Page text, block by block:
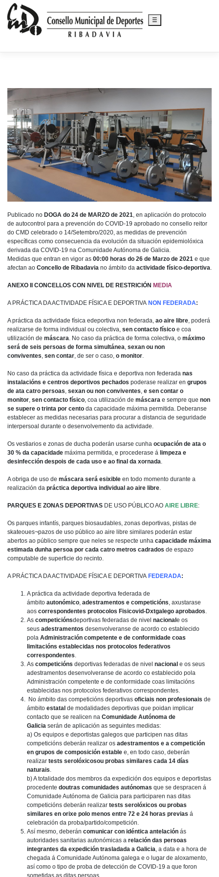
al
☰
Publicado no DOGA do 24 de MARZO de 2021, en aplicación do protocolo
de autocontrol para a prevención do COVID-19 aprobado no consello reitor
do CMD celebrado o 14/Setembro/2020, as medidas de prevención
específicas como consecuencia da evolución da situación epidemiolóxica
derivada da COVID-19 na Comunidade Autónoma de Galicia.
Medidas que entran en vigor as 00:00 horas do 26 de Marzo de 2021 e que
afectan ao Concello de Ribadavia no ámbito da actividade físico-deportiva.
ANEXO II CONCELLOS CON NIVEL DE RESTRICIÓN MEDIA
A PRÁCTICA DA ACTIVIDADE FÍSICA E DEPORTIVA NON FEDERADA:
A práctica da actividade física edeportiva non federada, ao aire libre, poderá
realizarse de forma individual ou colectiva, sen contacto físico e coa
utilización de máscara. No caso da práctica de forma colectiva, o máximo
será de seis persoas de forma simultánea, sexan ou non
conviventes, sen contar, de ser o caso, o monitor.
No caso da práctica da actividade física e deportiva non federada nas
instalacións e centros deportivos pechados poderase realizar en grupos
de ata catro persoas, sexan ou non conviventes, e sen contar o
monitor, sen contacto físico, coa utilización de máscara e sempre que non
se supere o trinta por cento da capacidade máxima permitida. Deberanse
establecer as medidas necesarias para procurar a distancia de seguridade
interpersoal durante o desenvolvemento da actividade.
Os vestiarios e zonas de ducha poderán usarse cunha ocupación de ata o
30 % da capacidade máxima permitida, e procederase á limpeza e
desinfección despois de cada uso e ao final da xornada.
A obriga de uso de máscara será esixible en todo momento durante a
realización da práctica deportiva individual ao aire libre.
PARQUES E ZONAS DEPORTIVAS DE USO PÚBLICO AO AIRE LIBRE:
Os parques infantís, parques biosaudables, zonas deportivas, pistas de
skateoues¬pazos de uso público ao aire libre similares poderán estar
abertos ao público sempre que neles se respecte unha capacidade máxima
estimada dunha persoa por cada catro metros cadrados de espazo
computable de superficie do recinto.
A PRÁCTICA DA ACTIVIDADE FÍSICA E DEPORTIVA FEDERADA:
A práctica da actividade deportiva federada de
ámbito autonómico, adestramentos e competicións, axustarase
aos correspondentes protocolos Fisicovid-Dxtgalego aprobados.
As competiciónsdeportivas federadas de nivel nacionale os
seus adestramentos desenvolveranse de acordo co establecido
pola Administración competente e de conformidade coas
limitacións establecidas nos protocolos federativos
correspondentes.
As competicións deportivas federadas de nivel nacional e os seus
adestramentos desenvolveranse de acordo co establecido pola
Administración competente e de conformidade coas limitacións
establecidas nos protocolos federativos correspondentes.
No ámbito das competicións deportivas oficiais non profesionais de
ámbito estatal de modalidades deportivas que poidan implicar
contacto que se realicen na Comunidade Autónoma de
Galicia serán de aplicación as seguintes medidas:
a) Os equipos e deportistas galegos que participen nas ditas
competicións deberán realizar os adestramentos e a competición
en grupos de composición estable e, en todo caso, deberán
realizar tests serolóxicosou probas similares cada 14 días
naturais.
b) A totalidade dos membros da expedición dos equipos e deportistas
procedente doutras comunidades autónomas que se despracen á
Comunidade Autónoma de Galicia para participaren nas ditas
competicións deberán realizar tests serolóxicos ou probas
similares en orixe polo menos entre 72 e 24 horas previas á
celebración da proba/partido/competición.
Así mesmo, deberán comunicar con idéntica antelación ás
autoridades sanitarias autonómicas a relación das persoas
integrantes da expedición trasladada a Galicia, a data e a hora de
chegada á Comunidade Autónoma galega e o lugar de aloxamento,
así como o tipo de proba de detección de COVID-19 a que foron
sometidas as ditas persoas.